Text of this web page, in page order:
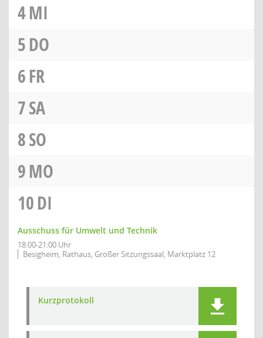
4MI
5DO
6FR
7SA
8SO
9MO
10DI
Ausschuss für Umwelt und Technik
18:00-21:00 Uhr
Besigheim, Rathaus, Großer Sitzungssaal, Marktplatz 12
Kurzprotokoll